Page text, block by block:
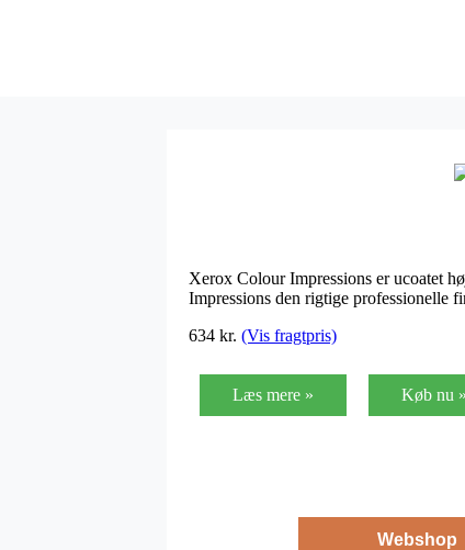
Xerox Colour Impressions er ucoatet
Impressions den rigtige professionelle
634 kr. (Vis fragtpris)
Læs mere » Køb nu »
Webshop